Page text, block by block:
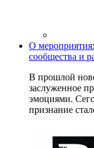
О
сообщества и
В прошлой
заслуженное
эмоциями.
признание